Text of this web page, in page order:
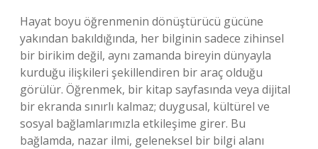
Hayat boyu öğrenmenin dönüştürücü gücüne
yakından bakıldığında, her bilginin sadece zihinsel
bir birikim değil, aynı zamanda bireyin dünyayla
kurduğu ilişkileri şekillendiren bir araç olduğu
görülür. Öğrenmek, bir kitap sayfasında veya dijital
bir ekranda sınırlı kalmaz; duygusal, kültürel ve
sosyal bağlamlarımızla etkileşime girer. Bu
bağlamda, nazar ilmi, geleneksel bir bilgi alanı